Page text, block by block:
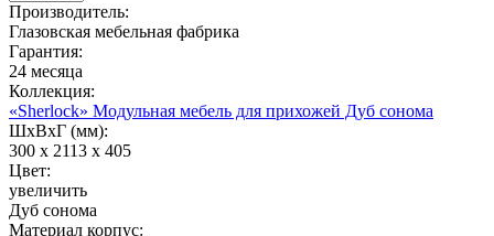
Производитель:
Глазовская мебельная фабрика
Гарантия:
24 месяца
Коллекция:
«Sherlock» Модульная мебель для прихожей Дуб сонома
ШхВхГ (мм):
300 х 2113 х 405
Цвет:
увеличить
Дуб сонома
Материал корпус: